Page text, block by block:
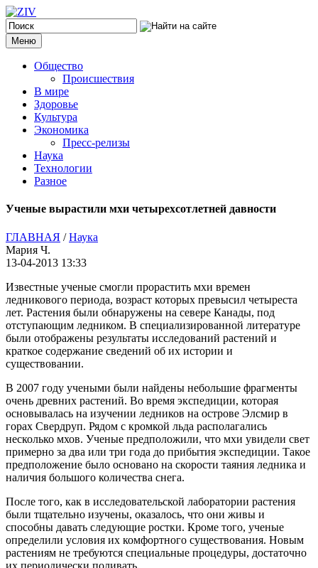
Меню
Общество
Происшествия
В мире
Здоровье
Культура
Экономика
Пресс-релизы
Наука
Технологии
Разное
Ученые вырастили мхи четырехсотлетней давности
ГЛАВНАЯ /Наука
Мария Ч.
13-04-2013 13:33
Известные ученые смогли прорастить мхи времен
ледникового периода, возраст которых превысил четыреста
лет. Растения были обнаружены на севере Канады, под
отступающим ледником. В специализированной литературе
были отображены результаты исследований растений и
краткое содержание сведений об их истории и
существовании.
В 2007 году учеными были найдены небольшие фрагменты
очень древних растений. Во время экспедиции, которая
основывалась на изучении ледников на острове Элсмир в
горах Свердруп. Рядом с кромкой льда располагались
несколько мхов. Ученые предположили, что мхи увидели свет
примерно за два или три года до прибытия экспедиции. Такое
предположение было основано на скорости таяния ледника и
наличия большого количества снега.
После того, как в исследовательской лаборатории растения
были тщательно изучены, оказалось, что они живы и
способны давать следующие ростки. Кроме того, ученые
определили условия их комфортного существования. Новым
растениям не требуются специальные процедуры, достаточно
их периодически поливать.